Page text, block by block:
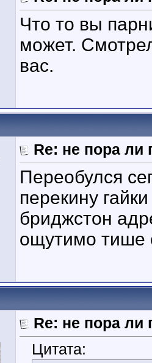
Что то вы
может.
вас.
Re: не пора ли
Переобулся
перекину
бриджстон
ощутимо тише
Re: не пора ли
Цитата: